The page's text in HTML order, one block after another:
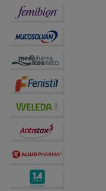
Informationen
unserer Website
auf unserer
Drittseiten
Bitte beachten Sie,
Dritte wie z.B.
übertragen werden.